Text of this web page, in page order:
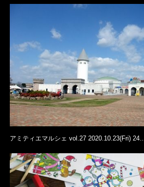
アミティエマルシェ vol.27 2020.10.23(Fri)